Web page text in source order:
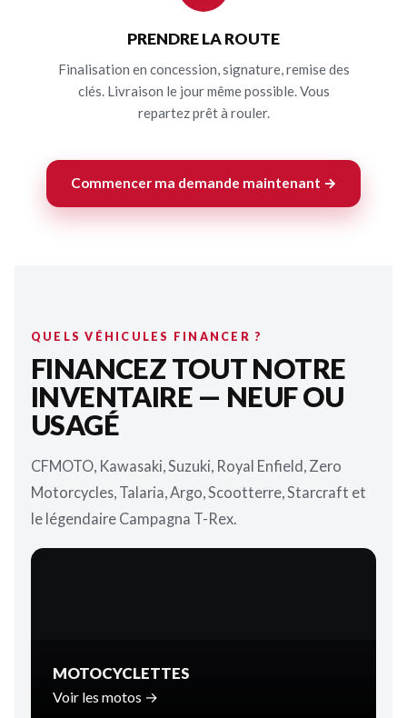
PRENDRE LA ROUTE
Finalisation en concession, signature, remise des
clés. Livraison le jour même possible. Vous
repartez prêt à rouler.
Commencer ma demande maintenant →
QUELS VÉHICULES FINANCER ?
FINANCEZ TOUT NOTRE
INVENTAIRE — NEUF OU
USAGÉ
CFMOTO, Kawasaki, Suzuki, Royal Enfield, Zero
Motorcycles, Talaria, Argo, Scootterre, Starcraft et
le légendaire Campagna T-Rex.
MOTOCYCLETTES
Voir les motos →